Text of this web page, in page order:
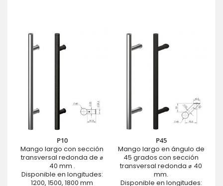
P10
Mango largo con sección
transversal redonda de ⌀
40 mm .
Disponible en longitudes:
1200, 1500, 1800 mm
P45
Mango largo en ángulo de
45 grados con sección
transversal redonda ⌀ 40
mm.
Disponible en longitudes: